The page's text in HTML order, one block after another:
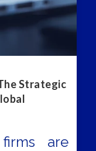
Strategic
are